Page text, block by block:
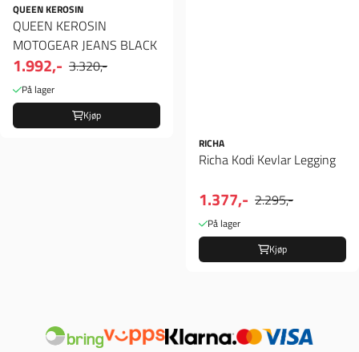
QUEEN KEROSIN
QUEEN KEROSIN
MOTOGEAR JEANS BLACK
1.992,- 3.320,-
På lager
Kjøp
RICHA
Richa Kodi Kevlar Legging
1.377,- 2.295,-
På lager
Kjøp